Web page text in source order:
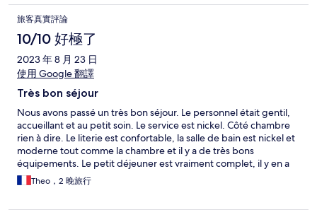
旅客真實評論
10/10 好極了
2023 年 8 月 23 日
使用 Google 翻譯
Très bon séjour
Nous avons passé un très bon séjour. Le personnel était gentil,
accueillant et au petit soin. Le service est nickel. Côté chambre
rien à dire. Le literie est confortable, la salle de bain est nickel et
moderne tout comme la chambre et il y a de très bons
équipements. Le petit déjeuner est vraiment complet, il y en a
pour tous les goûts avec un énorme choix tant au niveau sucré
que salé, les 17€ valent le coup ! Et l’hôtel qui est à 30m de la
Theo，2 晚旅行